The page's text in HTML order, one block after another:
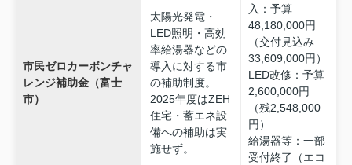
市民ゼロカーボンチャ
レンジ補助金（富士
市）
太陽光発電・
LED照明・高効
率給湯器などの
導入に対する市
の補助制度。
2025年度はZEH
住宅・蓄エネ設
備への補助は実
施せず。
入：予算
48,180,000円
（交付見込み
33,609,000円）
LED改修：予算
2,600,000円
（残2,548,000
円）
給湯器等：一部
受付終了（エコ